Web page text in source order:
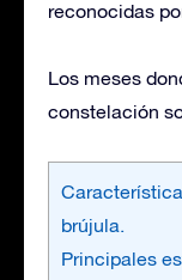
reconocidas
Los meses
constelación
brújula.
Principales